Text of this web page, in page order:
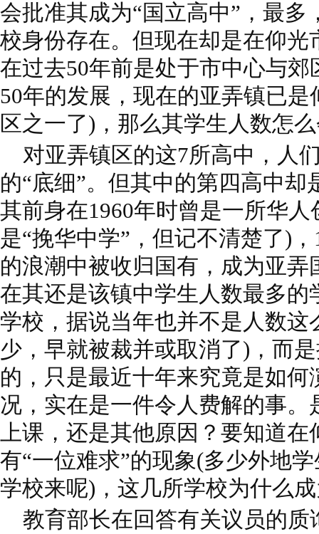
会批准其成为“国立高中”，最多
校身份存在。但现在却是在仰光
在过去50年前是处于市中心与
50年的发展，现在的亚弄镇已
区之一了)，那么其学生人数怎
对亚弄镇区的这7所高中，人
的“底细”。但其中的第四高中
其前身在1960年时曾是一所华
是“挽华中学”，但记不清楚了)
的浪潮中被收归国有，成为亚
在其还是该镇中学生人数最多的
学校，据说当年也并不是人数这
少，早就被裁并或取消了)，而
的，只是最近十年来究竟是如
况，实在是一件令人费解的事
上课，还是其他原因？要知道在
有“一位难求”的现象(多少外地
学校来呢)，这几所学校为什么
教育部长在回答有关议员的质